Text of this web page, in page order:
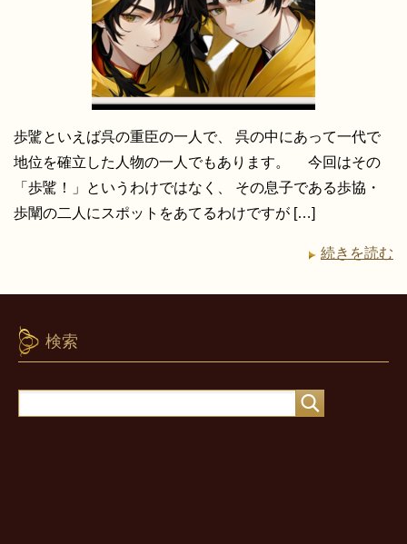
歩騭といえば呉の重臣の一人で、 呉の中にあって一代で
地位を確立した人物の一人でもあります。 今回はその
「歩騭！」というわけではなく、 その息子である歩協・
歩闡の二人にスポットをあてるわけですが […]
続きを読む
検索